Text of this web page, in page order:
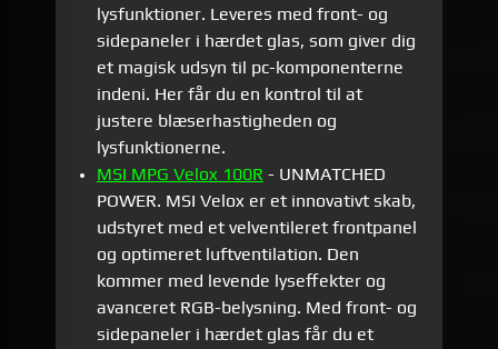
lysfunktioner. Leveres med front- og
sidepaneler i hærdet glas, som giver dig
et magisk udsyn til pc-komponenterne
indeni. Her får du en kontrol til at
justere blæserhastigheden og
lysfunktionerne.
MSI MPG Velox 100R - UNMATCHED
POWER. MSI Velox er et innovativt skab,
udstyret med et velventileret frontpanel
og optimeret luftventilation. Den
kommer med levende lyseffekter og
avanceret RGB-belysning. Med front- og
sidepaneler i hærdet glas får du et